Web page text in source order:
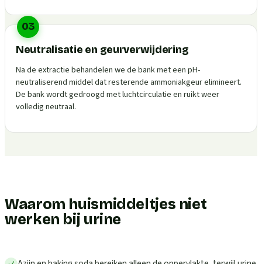
03
Neutralisatie en geurverwijdering
Na de extractie behandelen we de bank met een pH-
neutraliserend middel dat resterende ammoniakgeur elimineert.
De bank wordt gedroogd met luchtcirculatie en ruikt weer
volledig neutraal.
Waarom huismiddeltjes niet
werken bij urine